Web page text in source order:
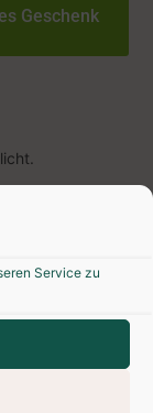
Service zu
Geschenk